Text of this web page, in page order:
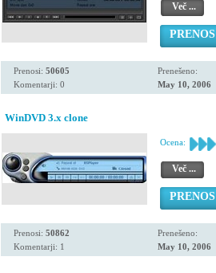
Več ...
PRENOS
Prenosi: 50605
Komentarji: 0
Prenešeno:
May 10, 2006
WinDVD 3.x clone
Ocena:
Več ...
PRENOS
Prenosi: 50862
Komentarji: 1
Prenešeno:
May 10, 2006